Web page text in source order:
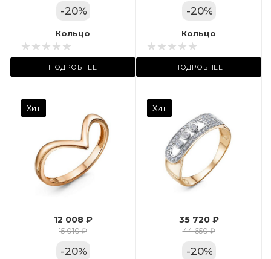
-20%
Кольцо
ПОДРОБНЕЕ
КРАС
Местоположение:
ТРЦ «Арена»
-20%
Кольцо
ПОДРОБНЕЕ
Хит
12 008 ₽
15 010 ₽
-20%
Хит
Вес драгметалла
Марка (бренд)
Дельта
Фианит
Цвет золота
КРАС
35 720 ₽
44 650 ₽
-20%